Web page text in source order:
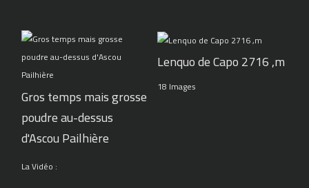
Gros temps mais grosse
poudre au-dessus
d'Ascou Pailhière
La Vidéo :
Lenquo de Capo 2716 ,m
18 Images